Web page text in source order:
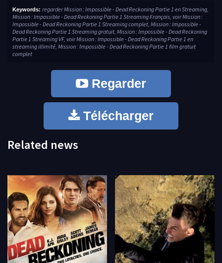
Keywords: regarder Mission : Impossible - Dead Reckoning Partie 1 en Streaming,
Mission : Impossible - Dead Reckoning Partie 1 Streaming Français, voir Mission :
Impossible - Dead Reckoning Partie 1 Streaming complet, Mission : Impossible -
Dead Reckoning Partie 1 Streaming gratuit, Mission : Impossible - Dead Reckoning
Partie 1 Streaming VF, voir Mission : Impossible - Dead Reckoning Partie 1 en
streaming illimité, Mission : Impossible - Dead Reckoning Partie 1 film gratuit
complet
Regarder
Télécharger
Related news